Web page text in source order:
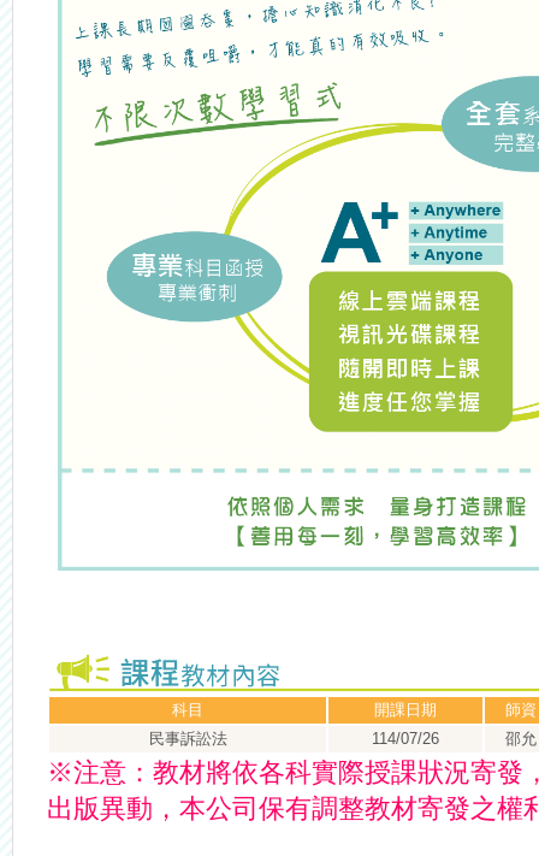
科目 開課日期
師資
民事訴訟法
114/07/26 邵允
※注意： 教材將依各科實際授課狀況寄發
出版異動，本公司保有調整教材寄發之權